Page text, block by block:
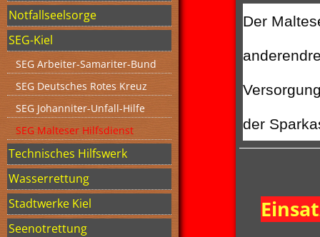
Notfallseelsorge
SEG-Kiel
SEG Arbeiter-Samariter-Bund
SEG Deutsches Rotes Kreuz
SEG Johanniter-Unfall-Hilfe
SEG Malteser Hilfsdienst
Technisches Hilfswerk
Wasserrettung
Stadtwerke Kiel
Seenotrettung
Der
der